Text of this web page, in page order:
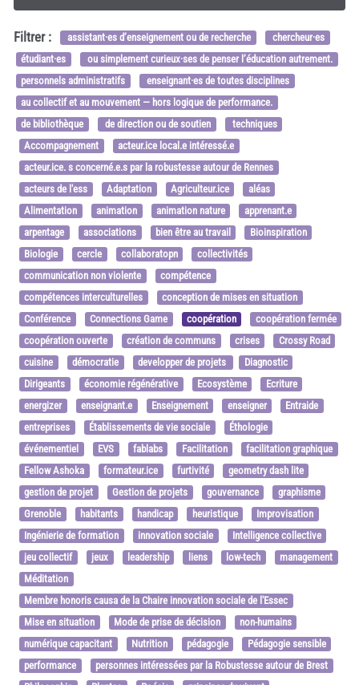
Filtrer : assistant·es d’enseignement ou de recherche
chercheur·es
étudiant·es
ou simplement curieux·ses de penser l’éducation autrement.
personnels administratifs
enseignant·es de toutes disciplines
au collectif et au mouvement — hors logique de performance.
de bibliothèque
de direction ou de soutien
techniques
Accompagnement
acteur.ice local.e intéressé.e
acteur.ice. s concerné.e.s par la robustesse autour de Rennes
acteurs de l'ess
Adaptation Agriculteur.ice
aléas
Alimentation
animation animation nature
apprenant.e
arpentage
associations bien être au travail
Bioinspiration
Biologie
cercle collaboratopn
collectivités
communication non violente
compétence
compétences interculturelles
conception de mises en situation
Conférence
Connections Game coopération
coopération fermée
coopération ouverte
création de communs crises
Crossy Road
cuisine
démocratie developper de projets
Diagnostic
Dirigeants
économie régénérative Ecosystème
Ecriture
energizer
enseignant.e Enseignement enseigner
Entraide
entreprises
Établissements de vie sociale
Éthologie
événementiel
EVS fablabs Facilitation
facilitation graphique
Fellow Ashoka
formateur.ice furtivité
geometry dash lite
gestion de projet
Gestion de projets gouvernance
graphisme
Grenoble
habitants handicap heuristique
Improvisation
Ingénierie de formation
innovation sociale
Intelligence collective
jeu collectif
jeux leadership liens low-tech
management
Méditation
Membre honoris causa de la Chaire innovation sociale de l'Essec
Mise en situation
Mode de prise de décision
non-humains
numérique capacitant
Nutrition pédagogie
Pédagogie sensible
performance
personnes intéressées par la Robustesse autour de Brest